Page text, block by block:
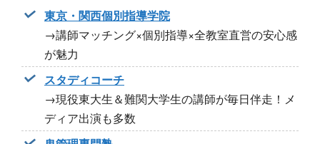
東京・関西個別指導学院
→講師マッチング×個別指導×全教室直営の安心感
が魅力
スタディコーチ
→現役東大生＆難関大学生の講師が毎日伴走！メ
ディア出演も多数